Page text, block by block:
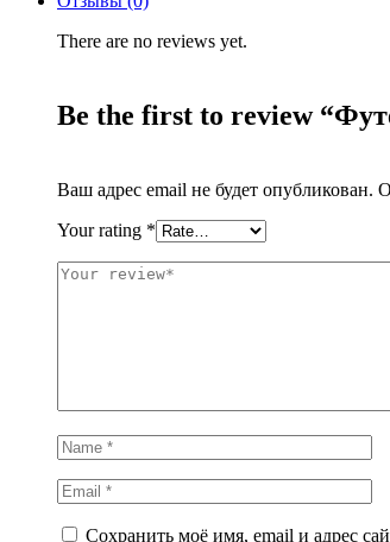
There are no reviews yet.
Be the first to review
Ваш адрес email не будет опубликован.
Your rating *
Сохранить моё имя, email и адрес